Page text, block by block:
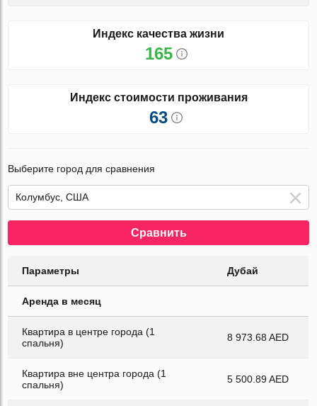
Индекс качества жизни
165
Индекс стоимости проживания
63
Выберите город для сравнения
Сравнить
Параметры Дубай
Аренда в месяц
Квартира в центре города (1
спальня)
8 973.68 AED
Квартира вне центра города (1
спальня)
5 500.89 AED